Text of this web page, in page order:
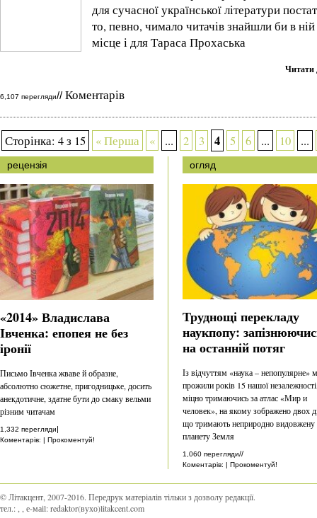
для сучасної української літератури
то, певно, чимало читачів знайшли би в ній
місце і для Тараса Прохаська
Читати
6,107 перегляди// Коментарів
Сторінка: 4 з 15 « Перша « ... 2 3 4 5 6 ... 10 ...
рецензія
«2014» Владислава
Івченка: епопея не без
іронії
Письмо Івченка жваве й образне,
абсолютно сюжетне, пригодницьке, досить
анекдотичне, здатне бути до смаку вельми
різним читачам
1,332 перегляди|
Коментарів: | Прокоментуй!
огляд
Труднощі перекладу
наукпопу:
на останній потяг
Із відчуттям «наука – непопулярне»
прожили років 15 нашої
міцно тримаючись за атлас «Мир и
человек», на якому зображено двох
що тримають неприродно видовжену
планету Земля
1,060 перегляди//
Коментарів: | Прокоментуй!
© Літакцент, 2007-2016. Передрук матеріалів тільки з дозволу редакції.
тел.:
, е-маіl:redaktor(вухо)litakcent.com